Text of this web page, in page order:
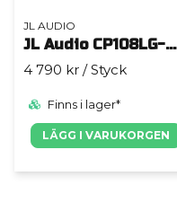
JL AUDIO
JL Audio CP108LG-W3v3
4 790 kr / Styck
Finns i lager*
LÄGG I VARUKORGEN